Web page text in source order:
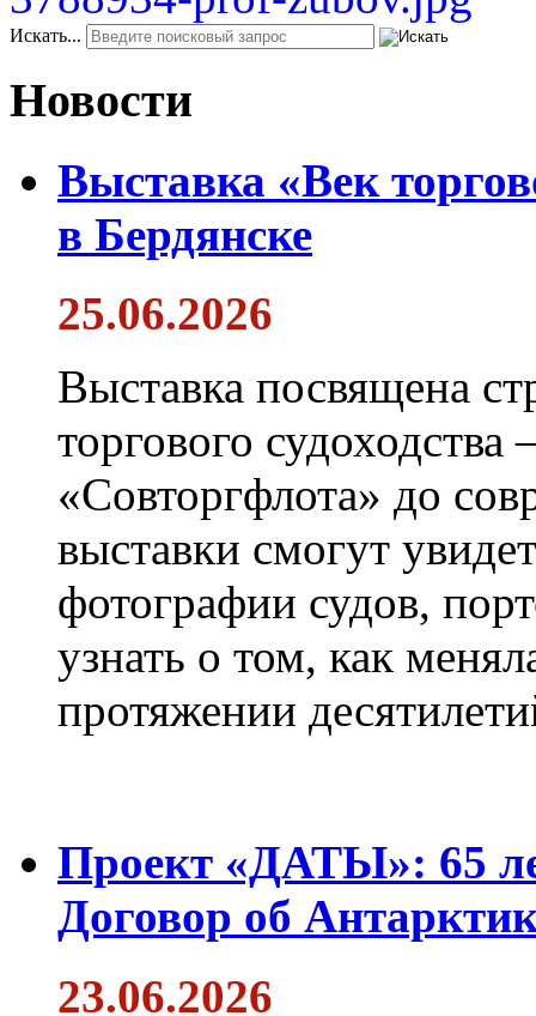
Искать...
Новости
Выставка «Век
в Бердянске
25.06.2026
Выставка посвящена
торгового
«Совторгфлота» до
выставки смогут
фотографии судов,
узнать о том, как
протяжении
Проект «ДАТЫ»: 65
Договор об
23.06.2026